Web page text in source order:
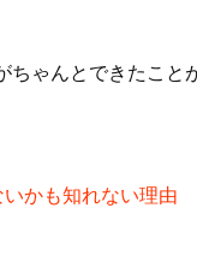
ゃんとできたこと
かも知れない理由